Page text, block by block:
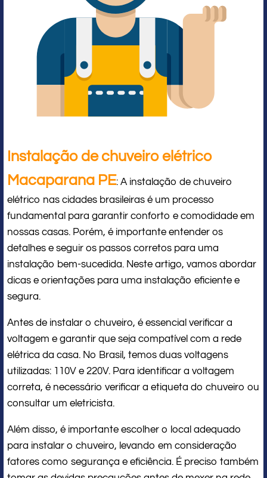
Instalação de chuveiro elétrico
Macaparana PE: A instalação de chuveiro
elétrico nas cidades brasileiras é um processo
fundamental para garantir conforto e comodidade em
nossas casas. Porém, é importante entender os
detalhes e seguir os passos corretos para uma
instalação bem-sucedida. Neste artigo, vamos abordar
dicas e orientações para uma instalação eficiente e
segura.
Antes de instalar o chuveiro, é essencial verificar a
voltagem e garantir que seja compatível com a rede
elétrica da casa. No Brasil, temos duas voltagens
utilizadas: 110V e 220V. Para identificar a voltagem
correta, é necessário verificar a etiqueta do chuveiro ou
consultar um eletricista.
Além disso, é importante escolher o local adequado
para instalar o chuveiro, levando em consideração
fatores como segurança e eficiência. É preciso também